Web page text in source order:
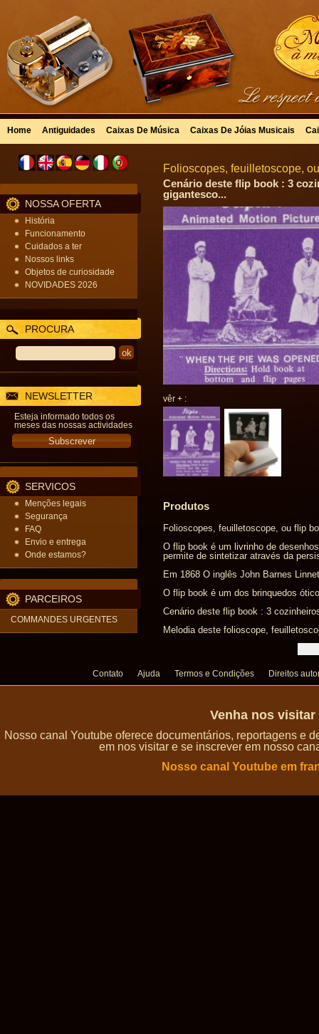
Home Antiguidades Caixas De Música Caixas De Jóias Musicais
NOSSA OFERTA
História
Funcionamento
Cuidados a ter
Nossos links
Objetos de curiosidade
NOVIDADES 2026
PROCURA
NEWSLETTER
Esteja informado todos os
meses das nossas actividades
SERVICOS
Menções legais
Segurança
FAQ
Envio e entrega
Onde estamos?
PARCEIROS
COMMANDES URGENTES
Folioscopes, feuilletoscope,
Cenário deste flip book : 3
gigantesco...
vêr + :
Produtos
Folioscopes, feuilletoscope, ou flip
O flip book é um livrinho de
permite de sintetizar através da
Em 1868 O inglês John Barnes
O flip book é um dos brinquedos
Cenário deste flip book : 3
Melodia deste folioscope,
Contato Ajuda Termos e Condições Direitos
Venha nos
Nosso canal Youtube oferece documentários, reportagens e
em nos visitar e se inscrever em nosso
Nosso canal Youtube em